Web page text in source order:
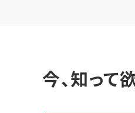
今、知っ